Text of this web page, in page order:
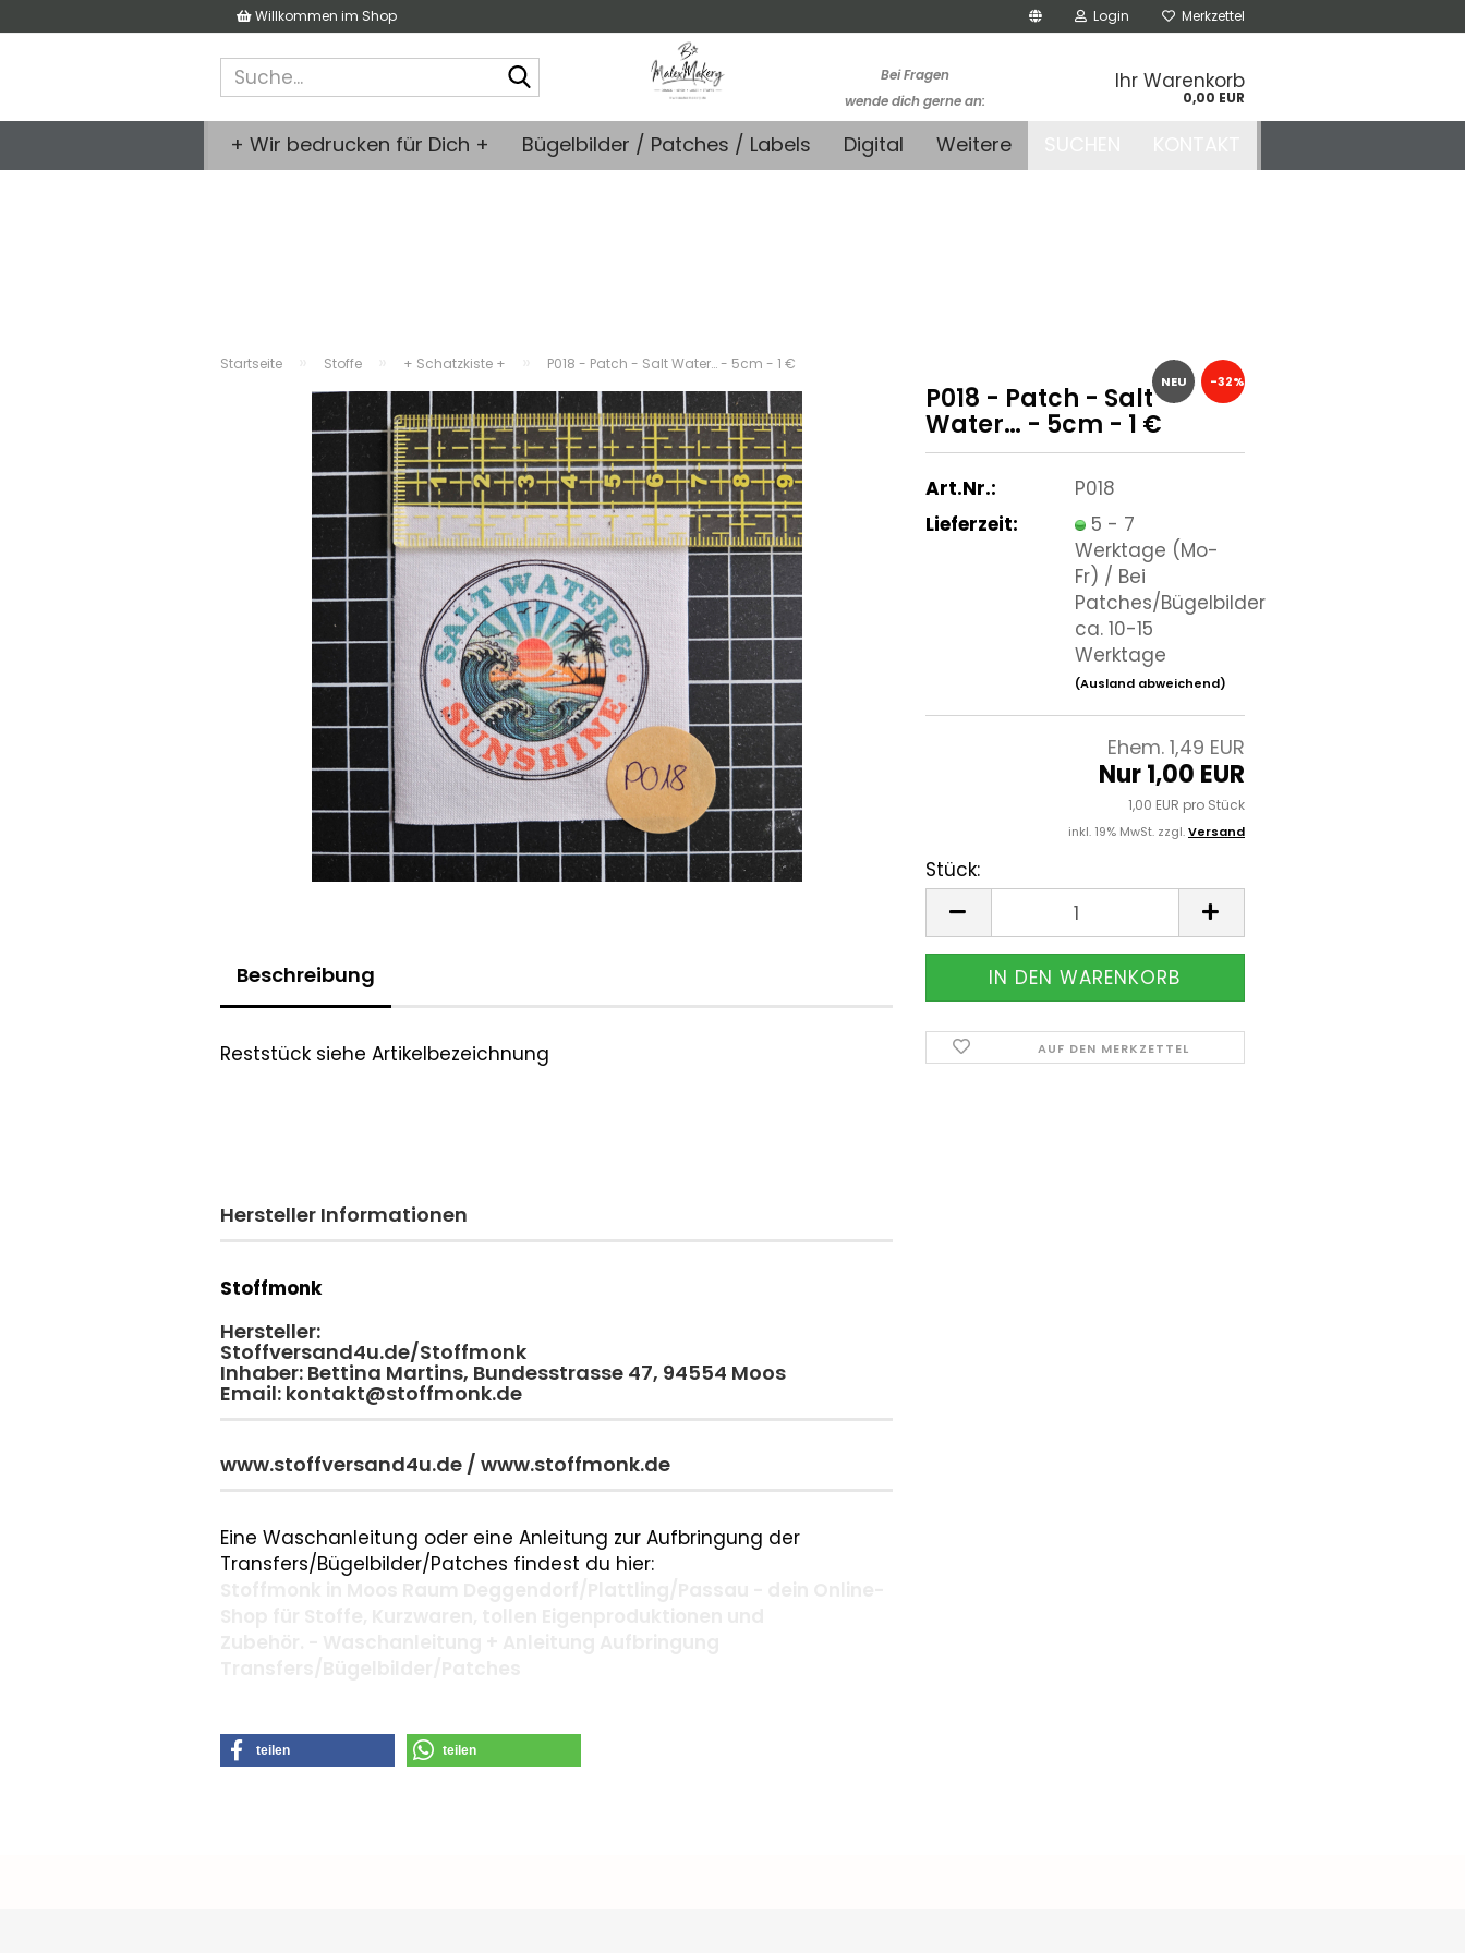
Willkommen im Shop Login Merkzettel
Bei Fragen
wende dich gerne an:
kontakt@stoffmonk.de
-Kein telefonischer
Ihr Warenkorb
0,00 EUR
+ Wir bedrucken für Dich + Bügelbilder / Patches / Labels Digital Weitere
Startseite Stoffe + Schatzkiste + P018 - Patch - Salt Water… - 5cm - 1 €
NEU -32%
P018 - Patch - Salt
Water… - 5cm - 1 €
Art.Nr.:
P018
Lieferzeit:
5 - 7
Werktage (Mo-
Fr) / Bei
Patches/Bügelbilder
ca. 10-15
Werktage
(Ausland abweichend)
Ehem. 1,49 EUR
Nur 1,00 EUR
1,00 EUR pro Stück
inkl. 19% MwSt. zzgl.Versand
Stück:
Stück
AUF DEN MERKZETTEL
Beschreibung
Reststück siehe Artikelbezeichnung
Hersteller Informationen
Stoffmonk
Hersteller:
Stoffversand4u.de/Stoffmonk
Inhaber: Bettina Martins, Bundesstrasse 47, 94554 Moos
Email: kontakt@stoffmonk.de
www.stoffversand4u.de / www.stoffmonk.de
Eine Waschanleitung oder eine Anleitung zur Aufbringung der
Transfers/Bügelbilder/Patches findest du hier:
teilen teilen